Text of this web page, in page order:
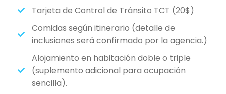
Tarjeta de Control de Tránsito TCT (20$)
Comidas según itinerario (detalle de
inclusiones será confirmado por la agencia.)
Alojamiento en habitación doble o triple
(suplemento adicional para ocupación
sencilla).